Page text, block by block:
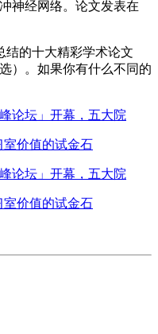
神经网络。论文发表在
的十大精彩学术论文
）。如果你有什么不同的
论坛」开幕，五大院
室价值的试金石
论坛」开幕，五大院
室价值的试金石